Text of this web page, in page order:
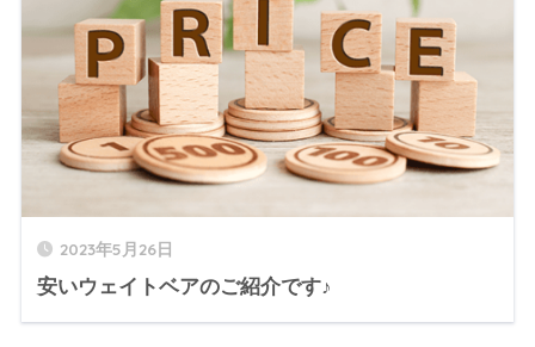
2023年5月26日
安いウェイトベアのご紹介です♪